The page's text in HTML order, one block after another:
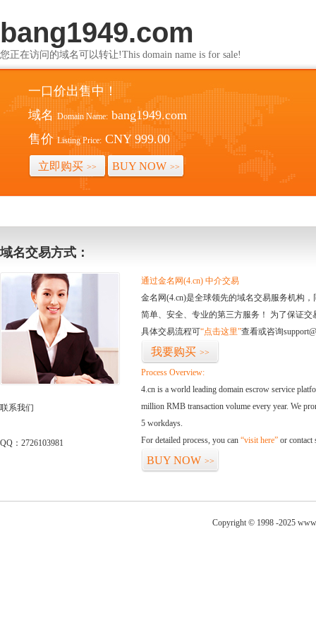
bang1949.com
您正在访问的域名可以转让!This domain name is for sale!
一口价出售中！
域名 Domain Name: bang1949.com
售价 Listing Price: CNY 999.00
立即购买 >> BUY NOW >>
域名交易方式：
联系我们
QQ：2726103981
通过金名网(4.cn) 中介交易
金名网(4.cn)是全球领先的域名交易服务机构
简单、安全、专业的第三方服务！ 为了保证
具体交易流程可“点击这里”查看或咨询
我要购买 >>
Process Overview:
4.cn is a world leading domain escrow service
million RMB transaction volume every year. We
5 workdays.
For detailed process, you can “visit here” or contact
BUY NOW >>
Copyright © 1998 -2025